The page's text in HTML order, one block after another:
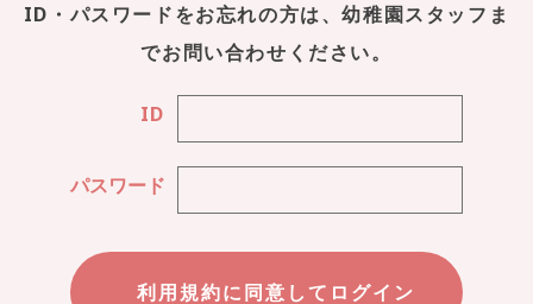
ID・パスワードをお忘れの方は、幼稚園スタッフま
でお問い合わせください。
ID
パスワード